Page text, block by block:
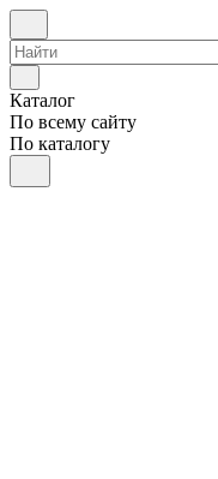
Каталог
По всему сайту
По каталогу